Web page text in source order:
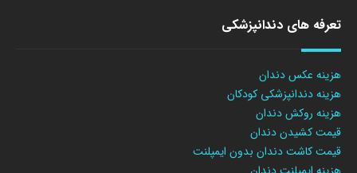
تعرفه های دندانپزشکی
هزینه عکس دندان
هزینه دندانپزشکی کودکان
هزینه روکش دندان
قیمت کشیدن دندان
قیمت کاشت دندان بدون ایمپلنت